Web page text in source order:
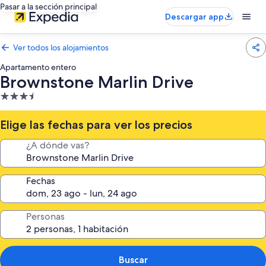
Pasar a la sección principal
Descargar app
Ver todos los alojamientos
Apartamento entero
Brownstone Marlin Drive
Alojamiento
de
3.5 estrellas
Elige las fechas para ver los precios
¿A dónde vas?
Fechas
Personas
Buscar